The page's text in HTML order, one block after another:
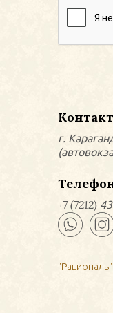
г.
+7 (7212)